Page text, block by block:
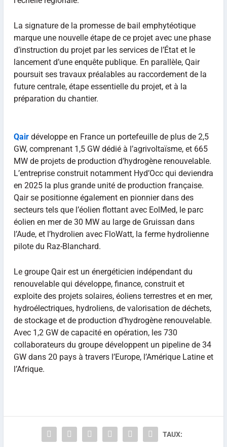
La signature de la promesse de bail emphytéotique
marque une nouvelle étape de ce projet avec une phase
d’instruction du projet par les services de l’État et le
lancement d’une enquête publique. En parallèle, Qair
poursuit ses travaux préalables au raccordement de la
future centrale, étape essentielle du projet, et à la
préparation du chantier.
Qair développe en France un portefeuille de plus de 2,5
GW, comprenant 1,5 GW dédié à l’agrivoltaïsme, et 665
MW de projets de production d’hydrogène renouvelable.
L’entreprise construit notamment Hyd’Occ qui deviendra
en 2025 la plus grande unité de production française.
Qair se positionne également en pionnier dans des
secteurs tels que l’éolien flottant avec EolMed, le parc
éolien en mer de 30 MW au large de Gruissan dans
l’Aude, et l’hydrolien avec FloWatt, la ferme hydrolienne
pilote du Raz-Blanchard.
Le groupe Qair est un énergéticien indépendant du
renouvelable qui développe, finance, construit et
exploite des projets solaires, éoliens terrestres et en mer,
hydroélectriques, hydroliens, de valorisation de déchets,
de stockage et de production d’hydrogène renouvelable.
Avec 1,2 GW de capacité en opération, les 730
collaborateurs du groupe développent un pipeline de 34
GW dans 20 pays à travers l’Europe, l’Amérique Latine et
l’Afrique.
TAUX: